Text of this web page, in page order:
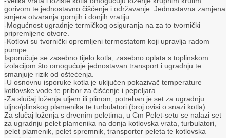
gorivom te jednostavno čišćenje i održavanje. Jednostavna zamjena
smjera otvaranja gornjih i donjih vratiju.
-Mogućnost ugradnje termičkog osiguranja na za to tvornički
pripremljene otvore.
-Kotlovi su tvornički opremljeni termostatom koji upravlja radom
pumpe.
Isporučuje se zasebno tijelo kotla, zasebno oplata s toplinskom
izolacijom što omogućuje jednostavan transport i ugradnju te
smanjuje rizik od oštećenja.
-U osnovnu isporuke kotla je uključen pokazivač temperature
kotlovske vode te pribor za čišćenje i pepeljara.
-Za slučaj loženja uljem ili plinom, potreban je set za ugradnju
uljno/plinskog plamenika te turbulatori (broj ovisi o snazi kotla).
Za slučaj loženja s drvenim peletima, u Cm Pelet-setu se nalazi set
za ugradnju pelet plamenika na donja kotlovska vrata, turbulatori,
pelet plamenik, pelet spremnik, transporter peleta te kotlovska